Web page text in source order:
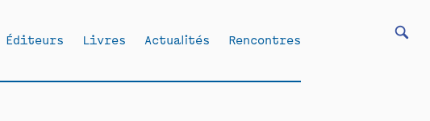
Éditeurs Livres Actualités Rencontres